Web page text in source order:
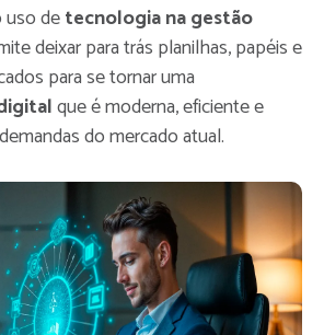
detecnologia na gestão
deixar para trás planilhas, papéis e
para se tornar uma
que é moderna, eficiente e
do mercado atual.